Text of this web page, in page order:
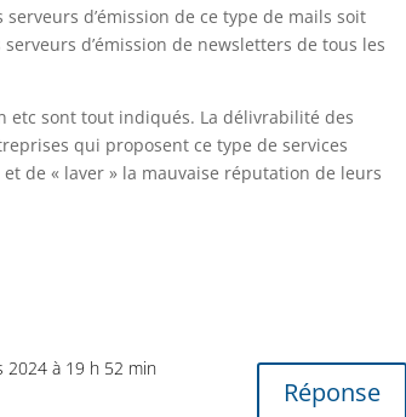
d’émission de ce type de mails soit
d’émission de newsletters de tous les
etc sont tout indiqués. La délivrabilité des
qui proposent ce type de services
de « laver » la mauvaise réputation de leurs
2024 à 19 h 52 min
Réponse